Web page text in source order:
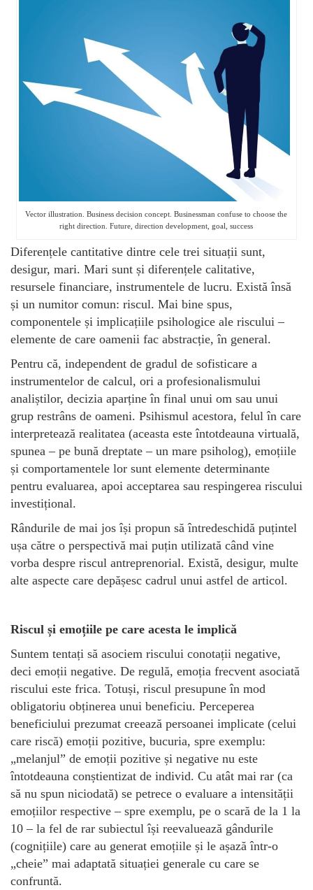
Vector illustration. Business decision concept. Businessman confuse to choose the
right direction. Future, direction development, goal, success
Diferențele cantitative dintre cele trei situații sunt,
desigur, mari. Mari sunt și diferențele calitative,
resursele financiare, instrumentele de lucru. Există însă
și un numitor comun: riscul. Mai bine spus,
componentele și implicațiile psihologice ale riscului –
elemente de care oamenii fac abstracție, în general.
Pentru că, independent de gradul de sofisticare a
instrumentelor de calcul, ori a profesionalismului
analiștilor, decizia aparține în final unui om sau unui
grup restrâns de oameni. Psihismul acestora, felul în care
interpretează realitatea (aceasta este întotdeauna virtuală,
spunea – pe bună dreptate – un mare psiholog), emoțiile
și comportamentele lor sunt elemente determinante
pentru evaluarea, apoi acceptarea sau respingerea riscului
investițional.
Rândurile de mai jos își propun să întredeschidă puțintel
ușa către o perspectivă mai puțin utilizată când vine
vorba despre riscul antreprenorial. Există, desigur, multe
alte aspecte care depășesc cadrul unui astfel de articol.
Riscul și emoțiile pe care acesta le implică
Suntem tentați să asociem riscului conotații negative,
deci emoții negative. De regulă, emoția frecvent asociată
riscului este frica. Totuși, riscul presupune în mod
obligatoriu obținerea unui beneficiu. Perceperea
beneficiului prezumat creează persoanei implicate (celui
care riscă) emoții pozitive, bucuria, spre exemplu:
„melanjul” de emoții pozitive și negative nu este
întotdeauna conștientizat de individ. Cu atât mai rar (ca
să nu spun niciodată) se petrece o evaluare a intensității
emoțiilor respective – spre exemplu, pe o scară de la 1 la
10 – la fel de rar subiectul își reevaluează gândurile
(cognițiile) care au generat emoțiile și le așază într-o
„cheie” mai adaptată situației generale cu care se
confruntă.